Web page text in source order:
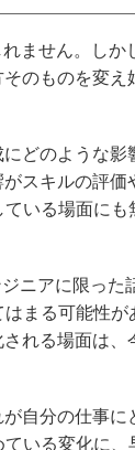
ません。しか
のものを変え
どのような影
スキルの評価
いる場面にも
ニアに限った
まる可能性が
れる場面は、
自分の仕事に
いる変化に、